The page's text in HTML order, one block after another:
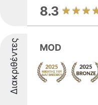
8.3
Διακριθέντες MOD